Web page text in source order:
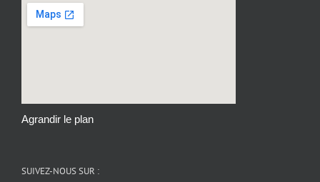
Agrandir le plan
SUIVEZ-NOUS SUR :